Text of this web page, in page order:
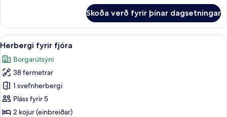
með
tvíbreiðu
rúmi
Skoða verð fyrir þínar dagsetningar
Skoða
allar
myndir
fyrir
Herbergi
fyrir
fjóra
Rúmföt af bestu gerð, dúnsængur,
10
Herbergi fyrir fjóra
Borgarútsýni
38 fermetrar
1 svefnherbergi
Pláss fyrir 5
2 kojur (einbreiðar)